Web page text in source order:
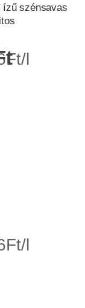
l
ízű szénsavas
l